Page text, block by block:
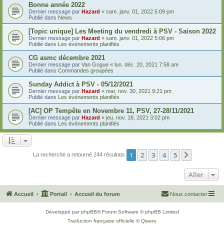
Bonne année 2022
Dernier message par Hazard « sam. janv. 01, 2022 5:09 pm
Publié dans News
[Topic unique] Les Meeting du vendredi à PSV - Saison 2022
Dernier message par Hazard « sam. janv. 01, 2022 5:06 pm
Publié dans Les événements planifiés
CG asmc décembre 2021
Dernier message par Van Gogue « lun. déc. 20, 2021 7:58 am
Publié dans Commandes groupées
Sunday Addict à PSV - 05/12/2021
Dernier message par Hazard « mar. nov. 30, 2021 9:21 pm
Publié dans Les événements planifiés
[AC] OP Tempête en Novembre 11, PSV, 27-28/11/2021
Dernier message par Hazard « jeu. nov. 18, 2021 3:02 pm
Publié dans Les événements planifiés
La recherche a retourné 244 résultats 1 2 3 4 5
Aller
Accueil Portail Accueil du forum Nous contacter
Développé parphpBB® Forum Software © phpBB Limited
Traduction française officielle ©Qiaeru